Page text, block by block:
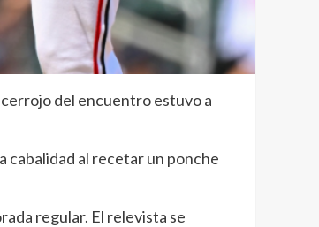
del encuentro estuvo a
cabalidad al recetar un ponche
regular. El relevista se